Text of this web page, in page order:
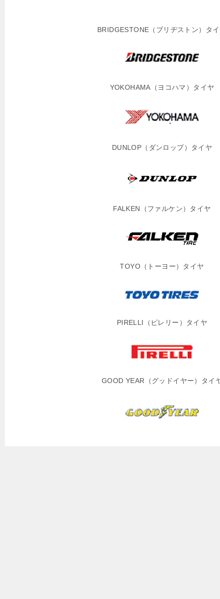
BRIDGESTONE（ブリヂストン）タ
YOKOHAMA（ヨコハマ）タイヤ
DUNLOP（ダンロップ）タイヤ
FALKEN（ファルケン）タイヤ
TOYO（トーヨー）タイヤ
PIRELLI（ピレリー）タイヤ
GOOD YEAR（グッドイヤー）タイ